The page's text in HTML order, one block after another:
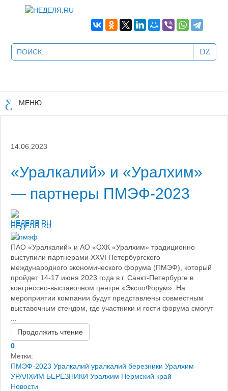
МЕНЮ
14.06.2023
«Уралкалий» и «Уралхим»
— партнеры ПМЭФ-2023
НЕДЕЛЯ.RU
ПАО «Уралкалий» и АО «ОХК «Уралхим» традиционно
выступили партнерами XXVI Петербургского
международного экономического форума (ПМЭФ), который
пройдет 14-17 июня 2023 года в г. Санкт-Петербурге в
конгрессно-выставочном центре «ЭкспоФорум». На
мероприятии компании будут представлены совместным
выставочным стендом, где участники и гости форума смогут
Продолжить чтение
0
Метки:
ПМЭФ-2023 Уралкалий уралкалий березники Уралхим
УРАЛХИМ БЕРЕЗНИКИ Уралхим Пермский край
Новости